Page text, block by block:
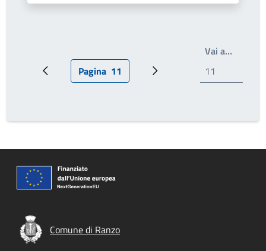
Pagina precedentePagina attuale
Pagina 11 Prossima pagina
Vai a…Write
Comune di Ranzo